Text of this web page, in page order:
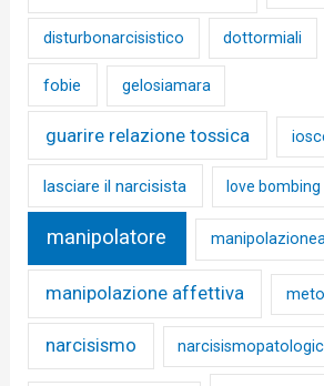
disturbonarcisistico dottormiali
fobie gelosiamara
guarire relazione tossica
lasciare il narcisista love bombing
manipolatore
manipolazione affettiva
narcisismo